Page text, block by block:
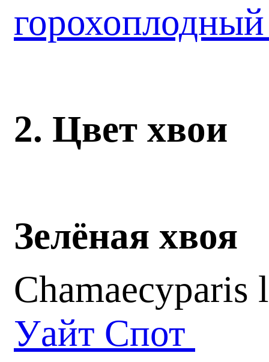
2. Цвет хвои
Зелёная хвоя
Уайт Спот